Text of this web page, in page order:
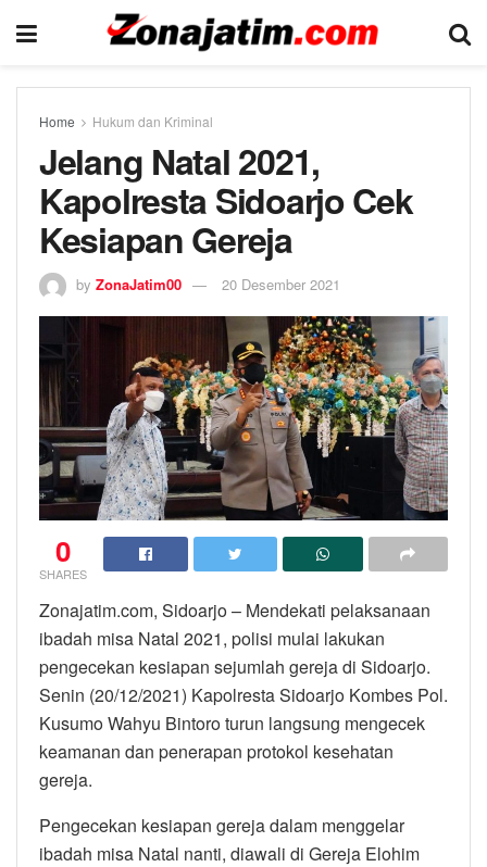
Home Hukum dan Kriminal
Jelang Natal 2021,
Kapolresta Sidoarjo Cek
Kesiapan Gereja
by ZonaJatim00 20 Desember 2021
0
SHARES
Zonajatim.com, Sidoarjo – Mendekati pelaksanaan
ibadah misa Natal 2021, polisi mulai lakukan
pengecekan kesiapan sejumlah gereja di Sidoarjo.
Senin (20/12/2021) Kapolresta Sidoarjo Kombes Pol.
Kusumo Wahyu Bintoro turun langsung mengecek
keamanan dan penerapan protokol kesehatan
gereja.
Pengecekan kesiapan gereja dalam menggelar
ibadah misa Natal nanti, diawali di Gereja Elohim